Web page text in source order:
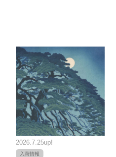
2026.7.25up!
入荷情報